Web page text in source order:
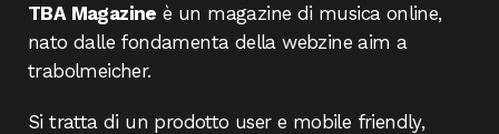
TBA Magazine è un magazine di musica online,
nato dalle fondamenta della webzine aim a
trabolmeicher.
Si tratta di un prodotto user e mobile friendly,